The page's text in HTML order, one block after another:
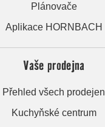
Plánovače
Aplikace HORNBACH
Vaše prodejna
Přehled všech prodejen
Kuchyňské centrum